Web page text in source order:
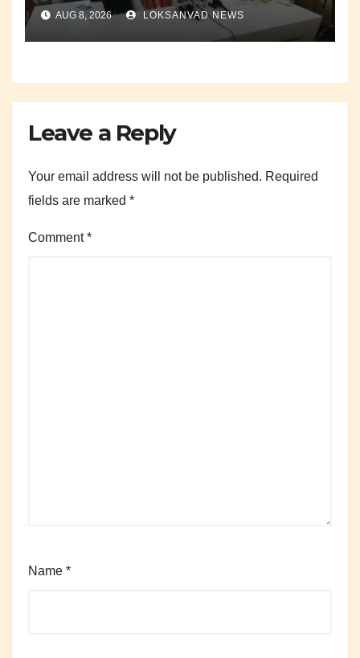
AUG 8, 2026 LOKSANVAD NEWS
Leave a Reply
Your email address will not be published. Required
fields are marked *
Comment*
Name *